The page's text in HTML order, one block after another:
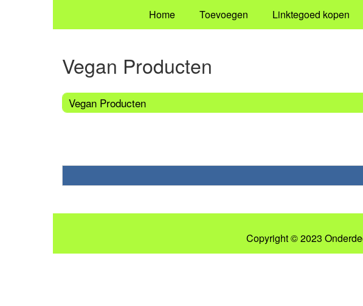
Home Toevoegen Linktegoed kopen
Vegan Producten
Vegan Producten
Copyright © 2023